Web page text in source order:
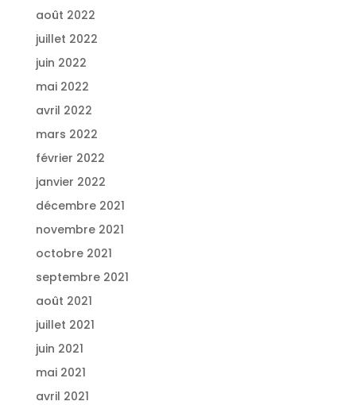
août 2022
juillet 2022
juin 2022
mai 2022
avril 2022
mars 2022
février 2022
janvier 2022
décembre 2021
novembre 2021
octobre 2021
septembre 2021
août 2021
juillet 2021
juin 2021
mai 2021
avril 2021